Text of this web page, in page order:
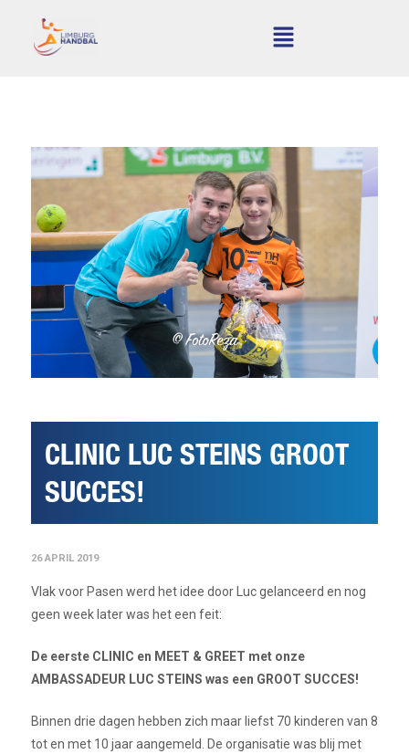
CLINIC LUC STEINS GROOT
SUCCES!
26 APRIL 2019
Vlak voor Pasen werd het idee door Luc gelanceerd en nog
geen week later was het een feit:
De eerste CLINIC en MEET & GREET met onze
AMBASSADEUR LUC STEINS was een GROOT SUCCES!
Binnen drie dagen hebben zich maar liefst 70 kinderen van 8
tot en met 10 jaar aangemeld. De organisatie was blij met